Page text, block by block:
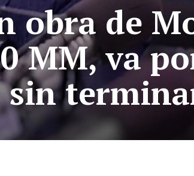
obra de
MM, va
sin